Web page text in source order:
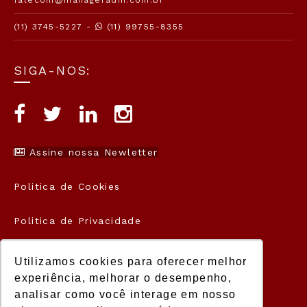
Utilizamos cookies para oferecer melhor
experiência, melhorar o desempenho,
analisar como você interage em nosso
(11) 3745-5227 - (11) 99755-8355
SIGA-NOS:
Assine nossa Newletter
Politica de Cookies
Politica de Privacidade
Termos de Uso